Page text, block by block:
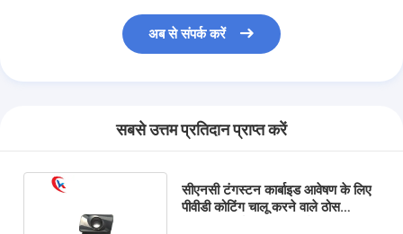
अब से संपर्क करें
सबसे उत्तम प्रतिदान प्राप्त करें
सीएनसी टंगस्टन कार्बाइड आवेषण के लिए
पीवीडी कोटिंग चालू करने वाले ठोस